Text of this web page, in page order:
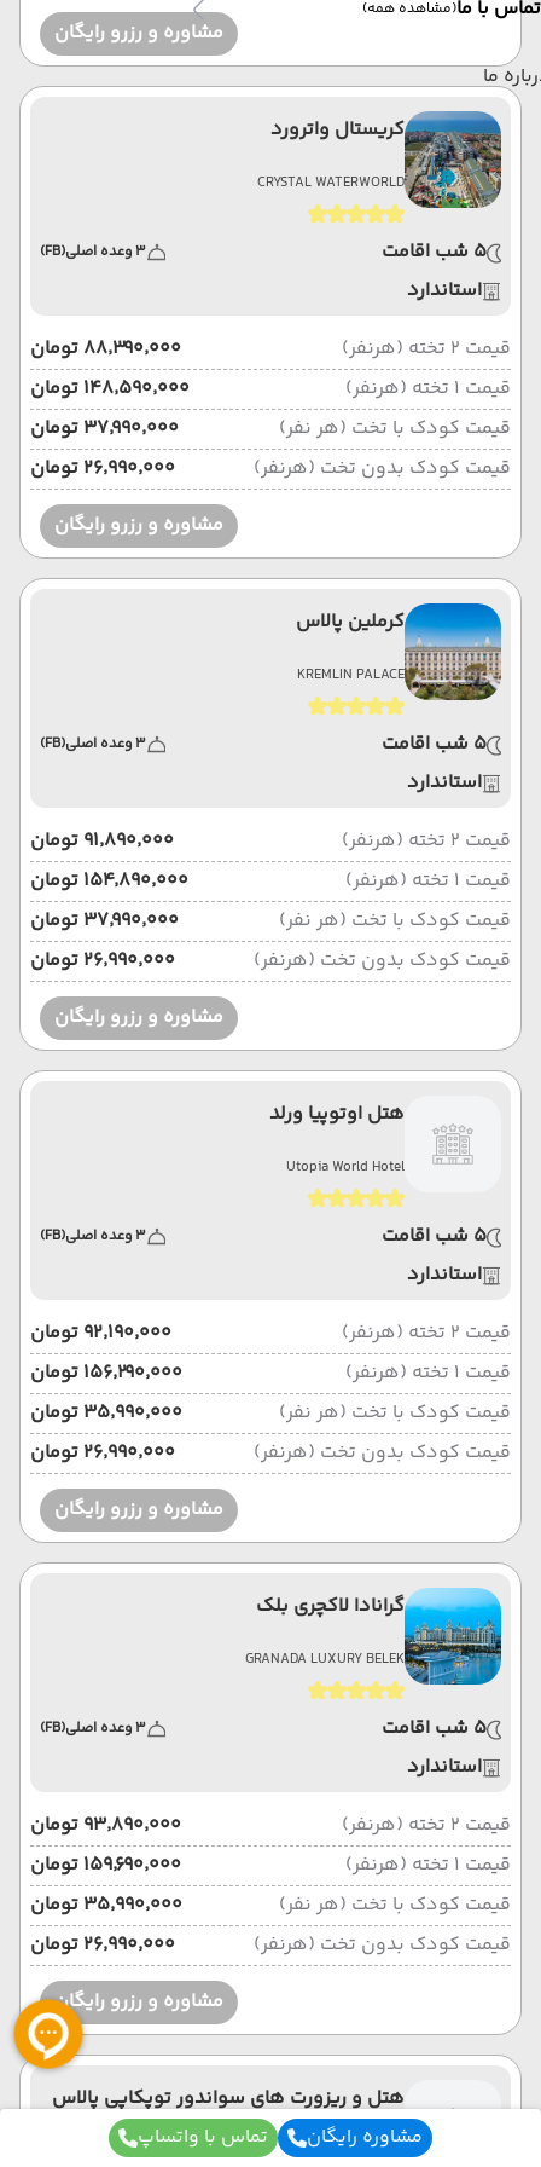
تماس با ما(مشاهده همه)
ما
مشاوره و رزرو رایگان
کریستال واترورد
CRYSTAL WATERWORLD
5 شب اقامت 3 وعده اصلی (FB)
استاندارد
قیمت 2 تخته (هرنفر)
۸۸٬۳۹۰٬۰۰۰ تومان
قیمت 1 تخته (هرنفر)
۱۴۸٬۵۹۰٬۰۰۰ تومان
قیمت کودک با تخت (هر نفر)
۳۷٬۹۹۰٬۰۰۰ تومان
قیمت کودک بدون تخت (هرنفر)
۲۶٬۹۹۰٬۰۰۰ تومان
مشاوره و رزرو رایگان
کرملین پالاس
KREMLIN PALACE
5 شب اقامت 3 وعده اصلی (FB)
استاندارد
قیمت 2 تخته (هرنفر)
۹۱٬۸۹۰٬۰۰۰ تومان
قیمت 1 تخته (هرنفر)
۱۵۴٬۸۹۰٬۰۰۰ تومان
قیمت کودک با تخت (هر نفر)
۳۷٬۹۹۰٬۰۰۰ تومان
قیمت کودک بدون تخت (هرنفر)
۲۶٬۹۹۰٬۰۰۰ تومان
مشاوره و رزرو رایگان
هتل اوتوپیا ورلد
Utopia World Hotel
5 شب اقامت 3 وعده اصلی (FB)
استاندارد
قیمت 2 تخته (هرنفر)
۹۲٬۱۹۰٬۰۰۰ تومان
قیمت 1 تخته (هرنفر)
۱۵۶٬۲۹۰٬۰۰۰ تومان
قیمت کودک با تخت (هر نفر)
۳۵٬۹۹۰٬۰۰۰ تومان
قیمت کودک بدون تخت (هرنفر)
۲۶٬۹۹۰٬۰۰۰ تومان
مشاوره و رزرو رایگان
گرانادا لاکچری بلک
GRANADA LUXURY BELEK
5 شب اقامت 3 وعده اصلی (FB)
استاندارد
قیمت 2 تخته (هرنفر)
۹۳٬۸۹۰٬۰۰۰ تومان
قیمت 1 تخته (هرنفر)
۱۵۹٬۶۹۰٬۰۰۰ تومان
قیمت کودک با تخت (هر نفر)
۳۵٬۹۹۰٬۰۰۰ تومان
قیمت کودک بدون تخت (هرنفر)
۲۶٬۹۹۰٬۰۰۰ تومان
مشاوره و رزرو رایگان
هتل و ریزورت های سواندور توپکاپی پالاس
Swandor Hotels And Resorts Topkapi Palace
مشاوره رایگان تماس با واتساپ